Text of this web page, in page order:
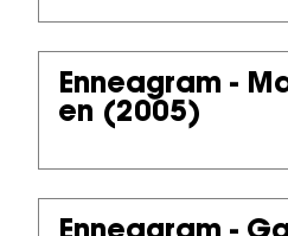
Enneagram -
en (2005)